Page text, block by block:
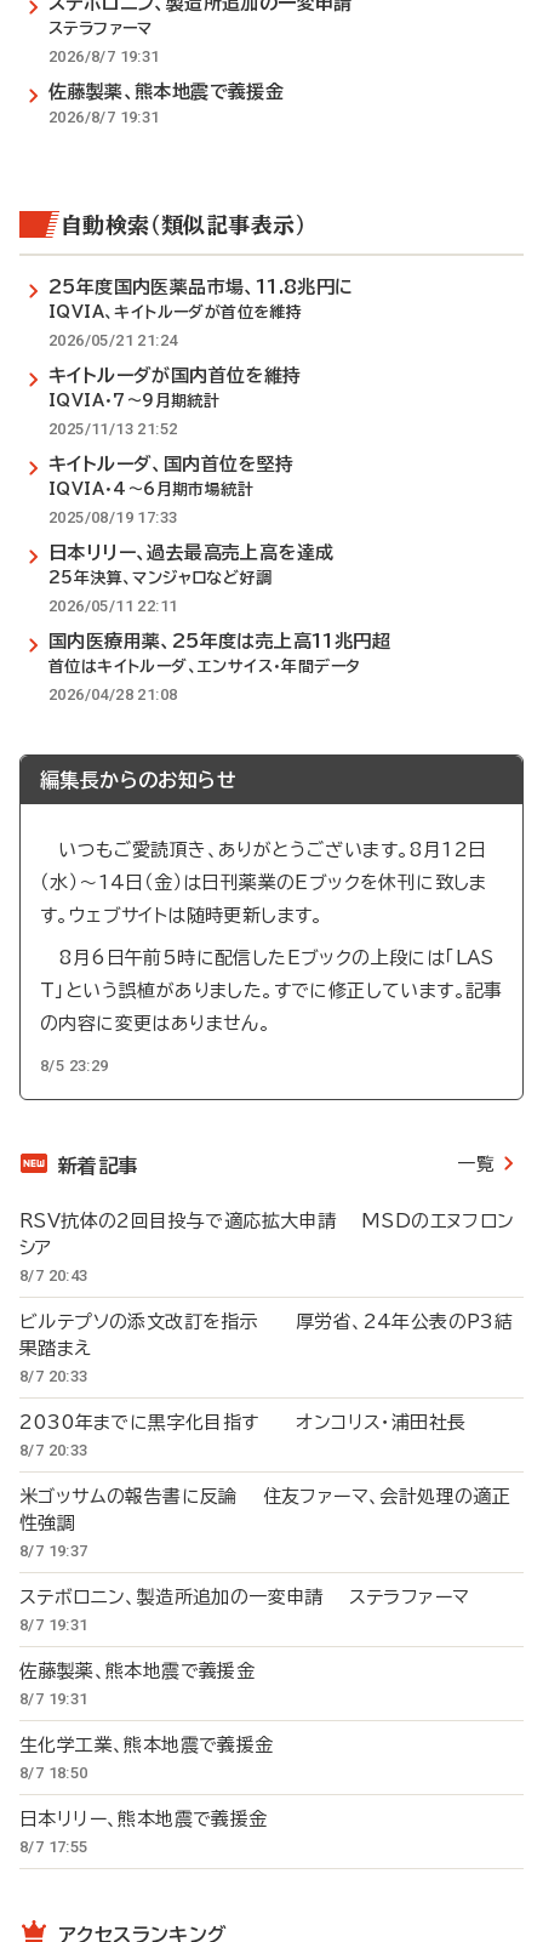
ステラファーマ
2026/8/7 19:31
佐藤製薬、熊本地震で義援金
2026/8/7 19:31
自動検索（類似記事表示）
25年度国内医薬品市場、11.8兆円に
IQVIA、キイトルーダが首位を維持
2026/05/21 21:24
キイトルーダが国内首位を維持
IQVIA・7～9月期統計
2025/11/13 21:52
キイトルーダ、国内首位を堅持
IQVIA・4～6月期市場統計
2025/08/19 17:33
日本リリー、過去最高売上高を達成
25年決算、マンジャロなど好調
2026/05/11 22:11
国内医療用薬、25年度は売上高11兆円超
首位はキイトルーダ、エンサイス・年間データ
2026/04/28 21:08
編集長からのお知らせ
いつもご愛読頂き、ありがとうございます。8月12日
（水）～14日（金）は日刊薬業のEブックを休刊に致しま
す。ウェブサイトは随時更新します。
8月6日午前5時に配信したEブックの上段には「LAS
T」という誤植がありました。すでに修正しています。記事
の内容に変更はありません。
8/5 23:29
新着記事 一覧
RSV抗体の2回目投与で適応拡大申請 MSDのエヌフロン
シア
8/7 20:43
ビルテプソの添文改訂を指示 厚労省、24年公表のP3結
果踏まえ
8/7 20:33
2030年までに黒字化目指す オンコリス・浦田社長
8/7 20:33
米ゴッサムの報告書に反論 住友ファーマ、会計処理の適正
性強調
8/7 19:37
ステボロニン、製造所追加の一変申請 ステラファーマ
8/7 19:31
佐藤製薬、熊本地震で義援金
8/7 19:31
生化学工業、熊本地震で義援金
8/7 18:50
日本リリー、熊本地震で義援金
8/7 17:55
アクセスランキング